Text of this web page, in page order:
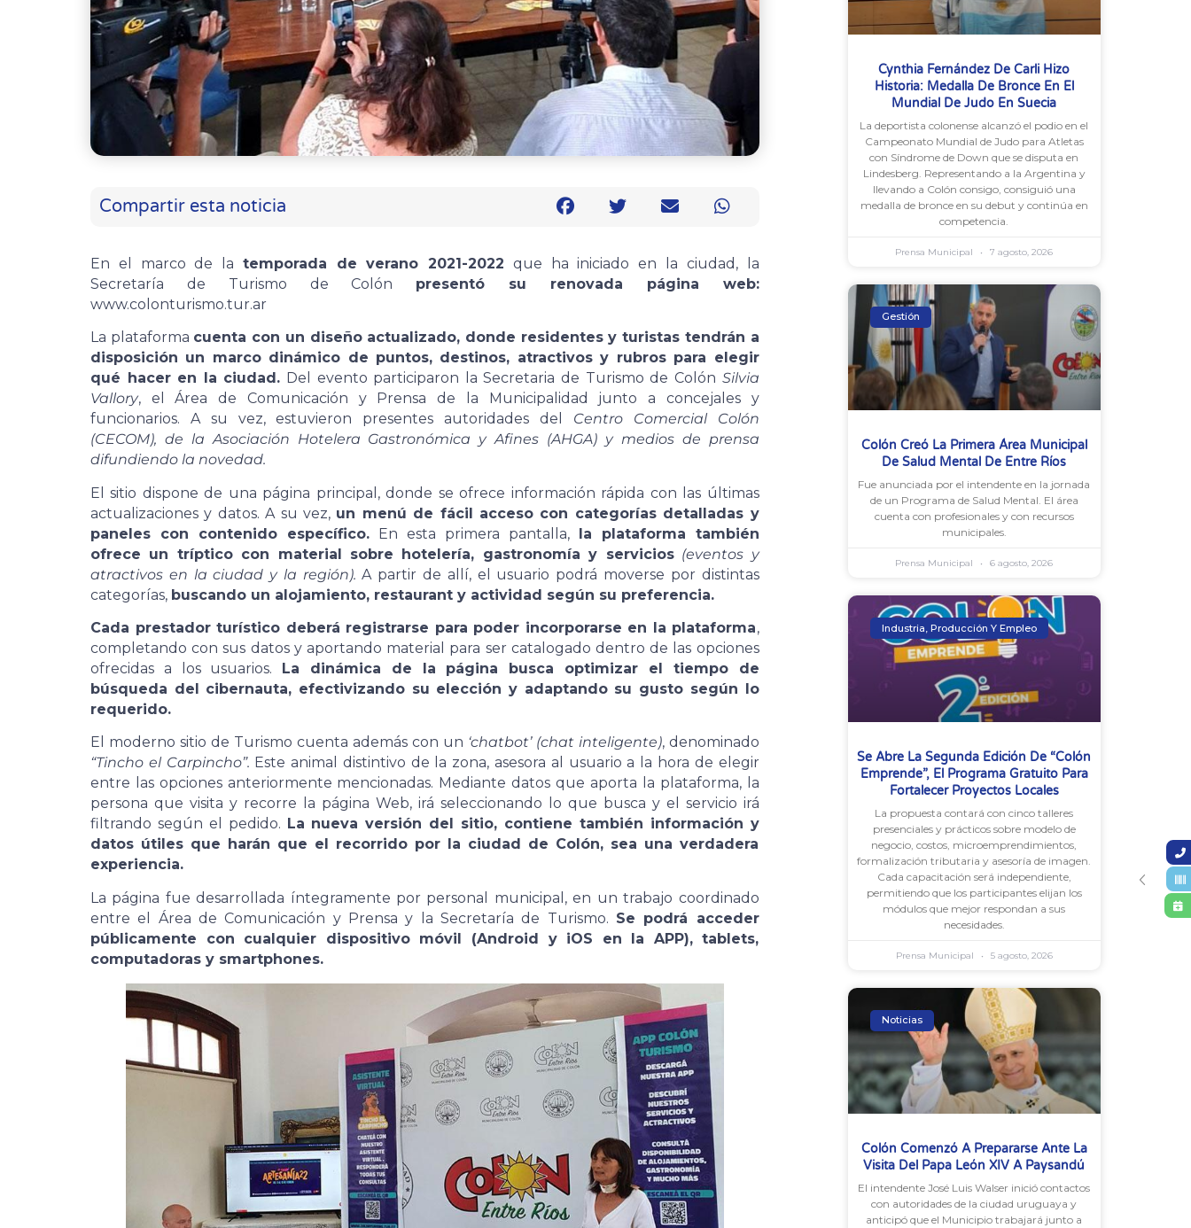
Compartir esta noticia
En el marco de la temporada de verano 2021-2022 que ha iniciado en la ciudad, la
Secretaría de Turismo de Colón presentó su renovada página web:
www.colonturismo.tur.ar
La plataforma cuenta con un diseño actualizado, donde residentes y turistas tendrán a
disposición un marco dinámico de puntos, destinos, atractivos y rubros para elegir
qué hacer en la ciudad. Del evento participaron la Secretaria de Turismo de Colón Silvia
Vallory, el Área de Comunicación y Prensa de la Municipalidad junto a concejales y
funcionarios. A su vez, estuvieron presentes autoridades del Centro Comercial Colón
(CECOM), de la Asociación Hotelera Gastronómica y Afines (AHGA) y medios de prensa
difundiendo la novedad.
El sitio dispone de una página principal, donde se ofrece información rápida con las últimas
actualizaciones y datos. A su vez, un menú de fácil acceso con categorías detalladas y
paneles con contenido específico. En esta primera pantalla, la plataforma también
ofrece un tríptico con material sobre hotelería, gastronomía y servicios (eventos y
atractivos en la ciudad y la región). A partir de allí, el usuario podrá moverse por distintas
categorías, buscando un alojamiento, restaurant y actividad según su preferencia.
Cada prestador turístico deberá registrarse para poder incorporarse en la plataforma,
completando con sus datos y aportando material para ser catalogado dentro de las opciones
ofrecidas a los usuarios. La dinámica de la página busca optimizar el tiempo de
búsqueda del cibernauta, efectivizando su elección y adaptando su gusto según lo
requerido.
El moderno sitio de Turismo cuenta además con un ‘chatbot’ (chat inteligente), denominado
“Tincho el Carpincho”. Este animal distintivo de la zona, asesora al usuario a la hora de elegir
entre las opciones anteriormente mencionadas. Mediante datos que aporta la plataforma, la
persona que visita y recorre la página Web, irá seleccionando lo que busca y el servicio irá
filtrando según el pedido. La nueva versión del sitio, contiene también información y
datos útiles que harán que el recorrido por la ciudad de Colón, sea una verdadera
experiencia.
La página fue desarrollada íntegramente por personal municipal, en un trabajo coordinado
entre el Área de Comunicación y Prensa y la Secretaría de Turismo. Se podrá acceder
públicamente con cualquier dispositivo móvil (Android y iOS en la APP), tablets,
computadoras y smartphones.
Cynthia Fernández De Carli Hizo
Historia: Medalla De Bronce En El
Mundial De Judo En Suecia
La deportista colonense alcanzó el podio en el
Campeonato Mundial de Judo para Atletas
con Síndrome de Down que se disputa en
Lindesberg. Representando a la Argentina y
llevando a Colón consigo, consiguió una
medalla de bronce en su debut y continúa en
competencia.
Prensa Municipal 7 agosto, 2026
Gestión
Colón Creó La Primera Área Municipal
De Salud Mental De Entre Ríos
Fue anunciada por el intendente en la jornada
de un Programa de Salud Mental. El área
cuenta con profesionales y con recursos
municipales.
Prensa Municipal 6 agosto, 2026
Industria, Producción Y Empleo
Se Abre La Segunda Edición De “Colón
Emprende”, El Programa Gratuito Para
Fortalecer Proyectos Locales
La propuesta contará con cinco talleres
presenciales y prácticos sobre modelo de
negocio, costos, microemprendimientos,
formalización tributaria y asesoría de imagen.
Cada capacitación será independiente,
permitiendo que los participantes elijan los
módulos que mejor respondan a sus
necesidades.
Prensa Municipal 5 agosto, 2026
Noticias
Colón Comenzó A Prepararse Ante La
Visita Del Papa León XIV A Paysandú
El intendente José Luis Walser inició contactos
con autoridades de la ciudad uruguaya y
anticipó que el Municipio trabajará junto a